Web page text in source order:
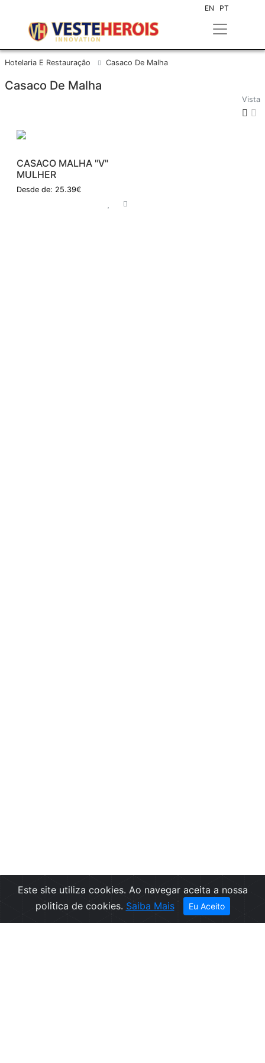
EN PT
Hotelaria E Restauração Casaco De Malha
Casaco De Malha
Vista
Filtros
CASACO MALHA "V"
MULHER
Desde de: 25.39€
Este site utiliza cookies. Ao navegar aceita a nossa
politica de cookies. Saiba Mais Eu Aceito